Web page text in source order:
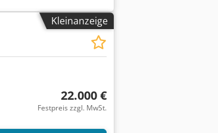
Kleinanzeige
22.000 €
Festpreis zzgl. MwSt.